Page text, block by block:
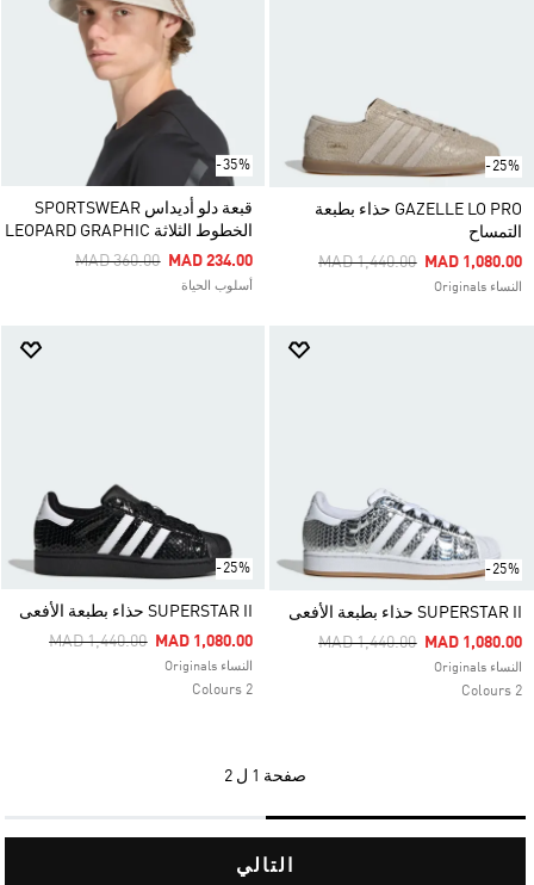
-25%
GAZELLE LO PRO حذاء بطبعة
التمساح
Price Reduced From
MAD 1,440.00ToMAD 1,080.00
النساء Originals
-35%
قبعة دلو أديداس SPORTSWEAR
الخطوط الثلاثة LEOPARD GRAPHIC
Price Reduced From
MAD 360.00ToMAD 234.00
أسلوب الحياة
-25%
SUPERSTAR II حذاء بطبعة الأفعى
Price Reduced From
MAD 1,440.00ToMAD 1,080.00
النساء Originals
2 Colours
-25%
SUPERSTAR II حذاء بطبعة الأفعى
Price Reduced From
MAD 1,440.00ToMAD 1,080.00
النساء Originals
2 Colours
صفحة 1 ل 2
التالي